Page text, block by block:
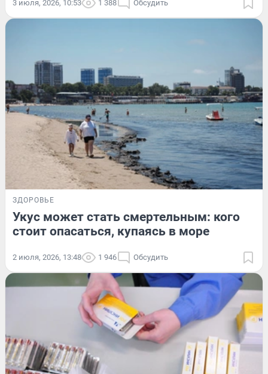
3 июля, 2026, 10:53 1 388 Обсудить
ЗДОРОВЬЕ
Укус может стать смертельным: кого
стоит опасаться, купаясь в море
2 июля, 2026, 13:48 1 946 Обсудить